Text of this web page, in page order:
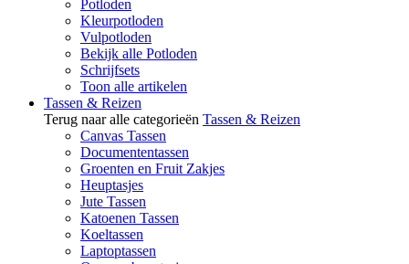
Potloden
Kleurpotloden
Vulpotloden
Bekijk alle Potloden
Schrijfsets
Toon alle artikelen
Tassen & Reizen
Terug naar alle categorieën Tassen & Reizen
Canvas Tassen
Documententassen
Groenten en Fruit Zakjes
Heuptasjes
Jute Tassen
Katoenen Tassen
Koeltassen
Laptoptassen